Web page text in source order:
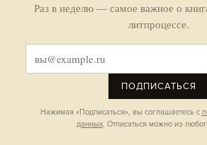
Раз в неделю — самое важное о
литпроцессе.
ПОДПИСАТЬСЯ
Нажимая «Подписаться», вы соглашаетесь с
данных. Отписаться можно из